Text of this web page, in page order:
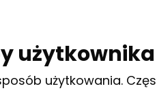
użytkownika
użytkowania.